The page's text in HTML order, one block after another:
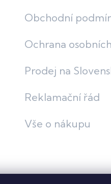
Obchodní
Ochrana
Prodej na
Reklamační řád
Vše o nákupu